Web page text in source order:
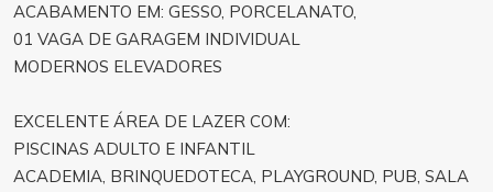
ACABAMENTO EM: GESSO, PORCELANATO,
01 VAGA DE GARAGEM INDIVIDUAL
MODERNOS ELEVADORES
EXCELENTE ÁREA DE LAZER COM:
PISCINAS ADULTO E INFANTIL
ACADEMIA, BRINQUEDOTECA, PLAYGROUND, PUB, SALA